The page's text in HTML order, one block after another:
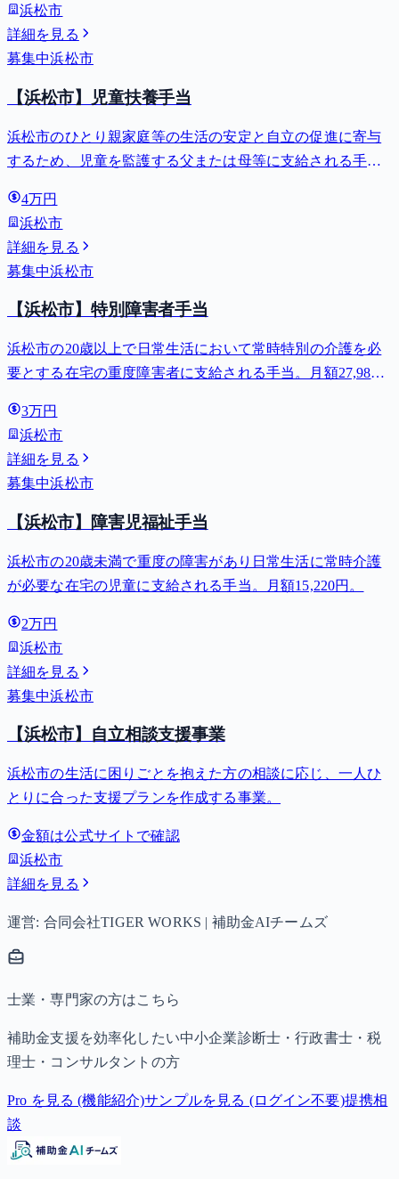
浜松市
詳細を見る
募集中浜松市
【浜松市】児童扶養手当
浜松市のひとり親家庭等の生活の安定と自立の促進に寄与
するため、児童を監護する父または母等に支給される手
4万円
浜松市
詳細を見る
募集中浜松市
【浜松市】特別障害者手当
浜松市の20歳以上で日常生活において常時特別の介護を必
要とする在宅の重度障害者に支給される手当。月額27,980
3万円
浜松市
詳細を見る
募集中浜松市
【浜松市】障害児福祉手当
浜松市の20歳未満で重度の障害があり日常生活に常時介護
が必要な在宅の児童に支給される手当。月額15,220円。
2万円
浜松市
詳細を見る
募集中浜松市
【浜松市】自立相談支援事業
浜松市の生活に困りごとを抱えた方の相談に応じ、一人ひ
とりに合った支援プランを作成する事業。
金額は公式サイトで確認
浜松市
詳細を見る
運営: 合同会社TIGER WORKS | 補助金AIチームズ
士業・専門家の方はこちら
補助金支援を効率化したい中小企業診断士・行政書士・税
理士・コンサルタントの方
Pro を見る (機能紹介)サンプルを見る (ログイン不要)提携相
談